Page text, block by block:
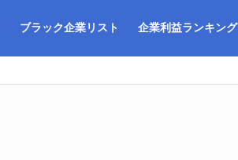
ブラック企業リスト 企業利益ランキング